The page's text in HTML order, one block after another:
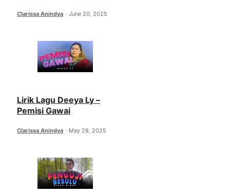
Clarissa Anindya June 20, 2025
Lirik Lagu Deeya Ly –
Pemisi Gawai
Clarissa Anindya May 28, 2025